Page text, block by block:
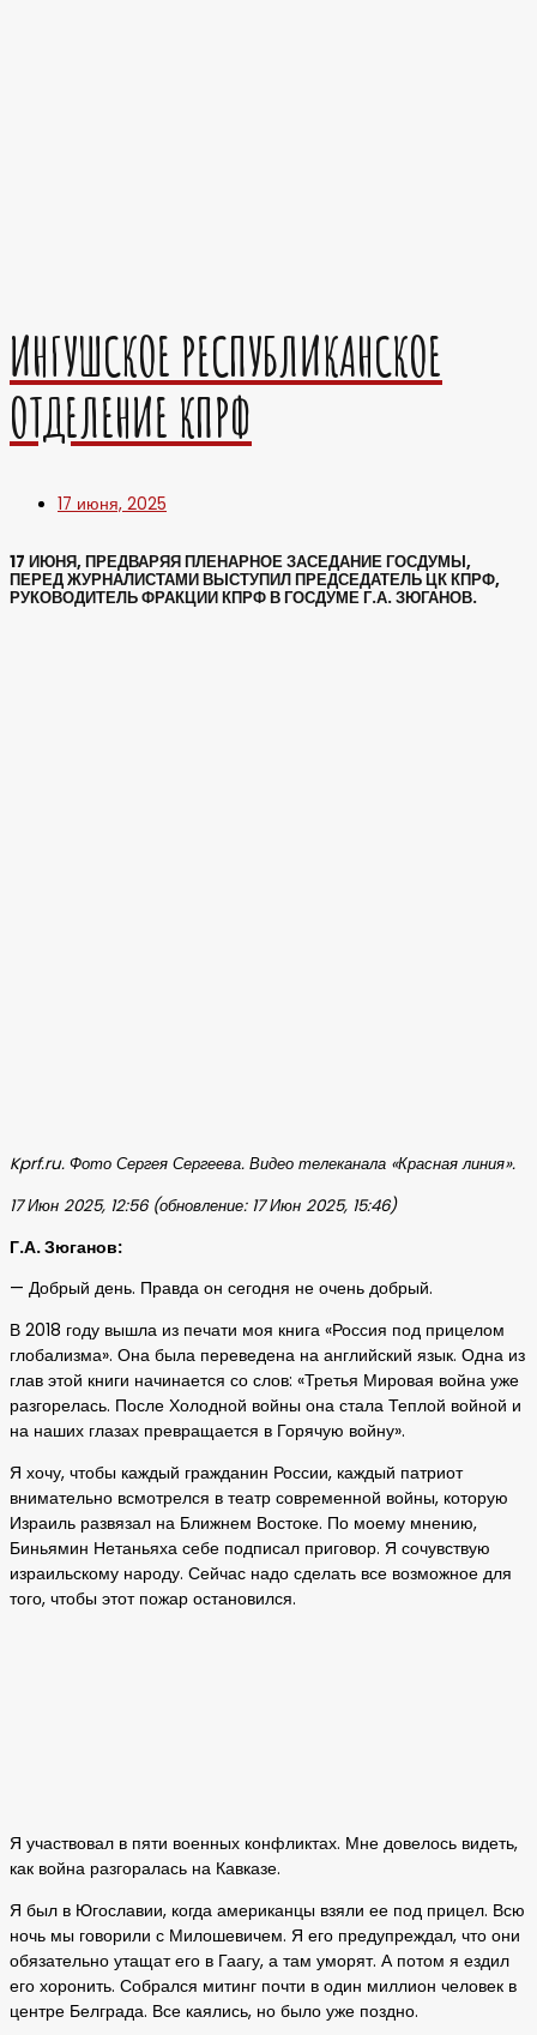
ИНГУШСКОЕ РЕСПУБЛИКАНСКОЕ
ОТДЕЛЕНИЕ КПРФ
17 июня, 2025
17 ИЮНЯ, ПРЕДВАРЯЯ ПЛЕНАРНОЕ ЗАСЕДАНИЕ ГОСДУМЫ,
ПЕРЕД ЖУРНАЛИСТАМИ ВЫСТУПИЛ ПРЕДСЕДАТЕЛЬ ЦК КПРФ,
РУКОВОДИТЕЛЬ ФРАКЦИИ КПРФ В ГОСДУМЕ Г.А. ЗЮГАНОВ.
Kprf.ru. Фото Сергея Сергеева. Видео телеканала «Красная линия».
17 Июн 2025, 12:56 (обновление: 17 Июн 2025, 15:46)
Г.А. Зюганов:
— Добрый день. Правда он сегодня не очень добрый.
В 2018 году вышла из печати моя книга «Россия под прицелом
глобализма». Она была переведена на английский язык. Одна из
глав этой книги начинается со слов: «Третья Мировая война уже
разгорелась. После Холодной войны она стала Теплой войной и
на наших глазах превращается в Горячую войну».
Я хочу, чтобы каждый гражданин России, каждый патриот
внимательно всмотрелся в театр современной войны, которую
Израиль развязал на Ближнем Востоке. По моему мнению,
Биньямин Нетаньяха себе подписал приговор. Я сочувствую
израильскому народу. Сейчас надо сделать все возможное для
того, чтобы этот пожар остановился.
Я участвовал в пяти военных конфликтах. Мне довелось видеть,
как война разгоралась на Кавказе.
Я был в Югославии, когда американцы взяли ее под прицел. Всю
ночь мы говорили с Милошевичем. Я его предупреждал, что они
обязательно утащат его в Гаагу, а там уморят. А потом я ездил
его хоронить. Собрался митинг почти в один миллион человек в
центре Белграда. Все каялись, но было уже поздно.